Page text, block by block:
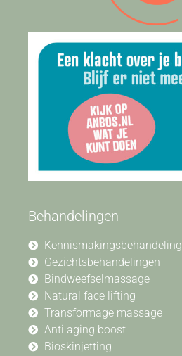
Behandelingen
Kennismakingsbehandeling
Gezichtsbehandelingen
Bindweefselmassage
Natural face lifting
Transformage massage
Anti aging boost
Bioskinjetting